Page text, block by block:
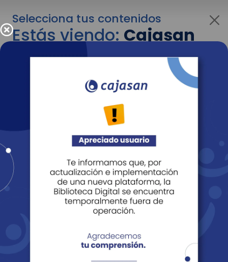
Selecciona tus contenidos
Estás viendo:Cajasan
para empresas
Para cambiar al contenido de tu interés más
adelante recuerda utilizar el menú
Entendido